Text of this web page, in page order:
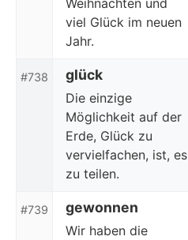
Weihnachten und
viel Glück im neuen
Jahr.
#738 glück
Die einzige
Möglichkeit auf der
Erde, Glück zu
vervielfachen, ist, es
zu teilen.
#739 gewonnen
Wir haben die